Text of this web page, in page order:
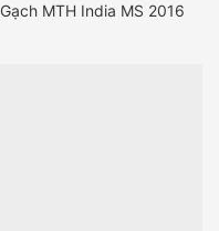
Gạch MTH India MS 2016